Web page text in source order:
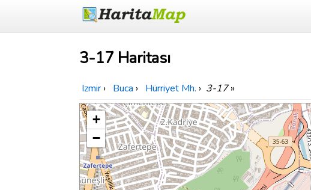
3-17 Haritası
Izmir › Buca › Hürriyet Mh. › 3-17»
+
−